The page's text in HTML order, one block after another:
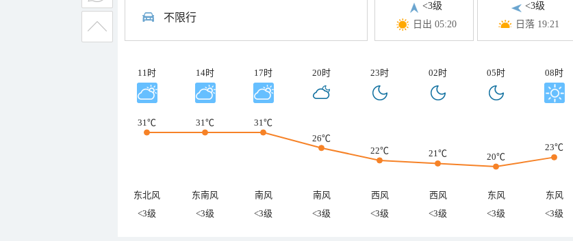
不限行
<3级
日出 05:20
<3级
日落 19:21
11时 14时 17时 20时 23时 02时 05时 08时
31℃ 31℃
31℃
26℃
22℃
21℃ 20℃
23℃
东北风 东南风 南风 南风 西风 西风 东风
东风
<3级
<3级 <3级 <3级 <3级 <3级 <3级 <3级